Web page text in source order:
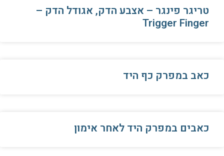
טריגר פינגר – אצבע הדק, אגודל הדק –
Trigger Finger
כאב במפרק כף היד
כאבים במפרק היד לאחר אימון